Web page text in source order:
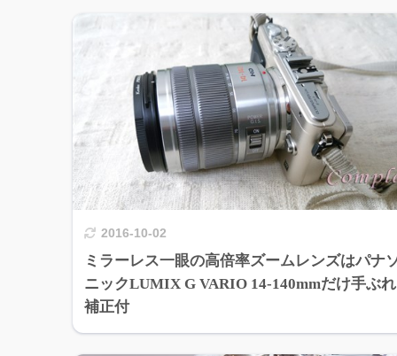
2016-10-02
ミラーレス一眼の高倍率ズームレンズはパナ
ニックLUMIX G VARIO 14-140mmだけ手ぶれ
補正付